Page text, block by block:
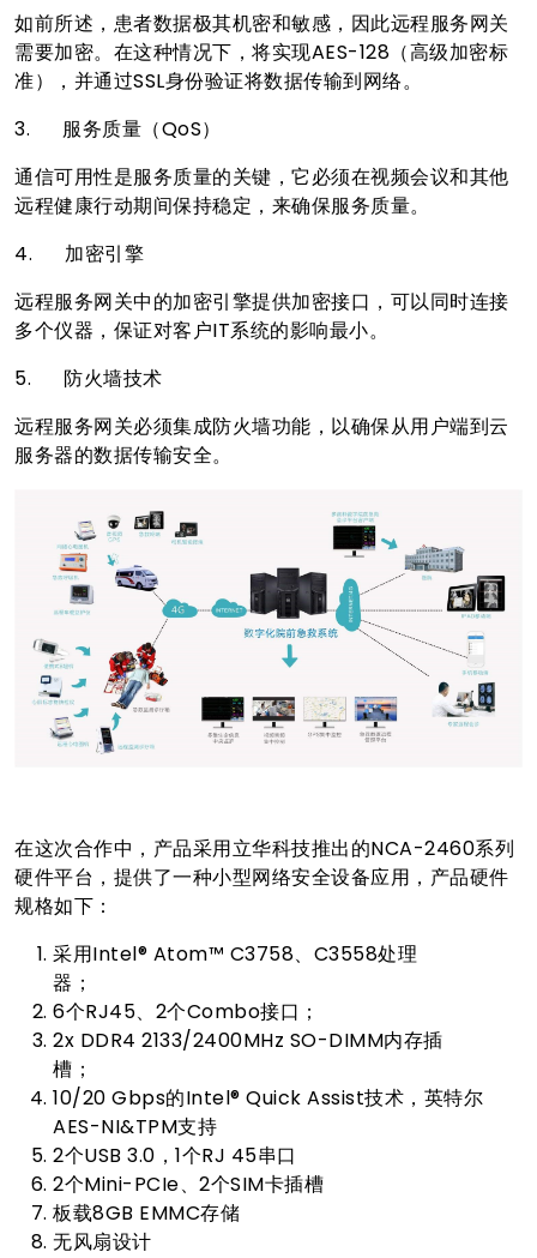
如前所述，患者数据极其机密和敏感，因此远程服务网关
需要加密。在这种情况下，将实现AES-128（高级加密标
准），并通过SSL身份验证将数据传输到网络。
3.
服务质量（QoS）
通信可用性是服务质量的关键，它必须在视频会议和其他
远程健康行动期间保持稳定，来确保服务质量。
4.
加密引擎
远程服务网关中的加密引擎提供加密接口，可以同时连接
多个仪器，保证对客户IT系统的影响最小。
5.
防火墙技术
远程服务网关必须集成防火墙功能，以确保从用户端到云
服务器的数据传输安全。
在这次合作中，产品采用立华科技推出的NCA-2460系列
硬件平台，提供了一种小型网络安全设备应用，产品硬件
规格如下：
采用Intel® Atom™ C3758、C3558处理
器；
6个RJ45、2个Combo接口；
2x DDR4 2133/2400MHz SO-DIMM内存插
槽；
10/20 Gbps的Intel® Quick Assist技术，英特尔
AES-NI&TPM支持
2个USB 3.0，1个RJ 45串口
2个Mini-PCIe、2个SIM卡插槽
板载8GB EMMC存储
无风扇设计